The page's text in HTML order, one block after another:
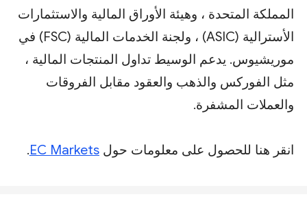
المملكة المتحدة ، وهيئة الأوراق المالية والاستثمارات
الأسترالية (ASIC) ، ولجنة الخدمات المالية (FSC) في
موريشيوس. يدعم الوسيط تداول المنتجات المالية ،
مثل الفوركس والذهب والعقود مقابل الفروقات
والعملات المشفرة.
انقر هنا للحصول على معلومات حولEC Markets
.